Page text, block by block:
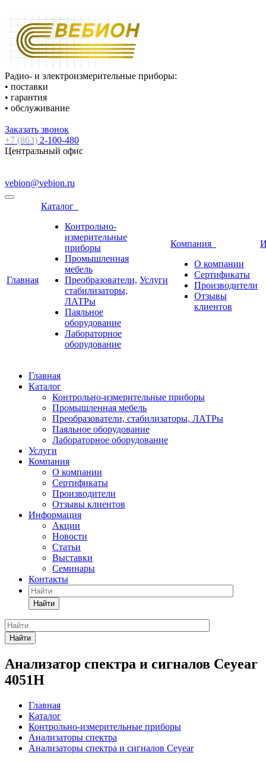
Радио- и электроизмерительные приборы:
• поставки
• гарантия
• обслуживание
Заказать звонок
+7 (863) 2-100-480
Центральный офис
vebion@vebion.ru
Главная
Каталог
Контрольно-
измерительные
приборы
Промышленная
мебель
Преобразователи,
стабилизаторы,
ЛАТРы
Паяльное
оборудование
Лабораторное
оборудование
Услуги
Компания
О компании
Сертификаты
Производители
Отзывы
клиентов
Главная
Каталог
Контрольно-измерительные приборы
Промышленная мебель
Преобразователи, стабилизаторы, ЛАТРы
Паяльное оборудование
Лабораторное оборудование
Услуги
Компания
О компании
Сертификаты
Производители
Отзывы клиентов
Информация
Акции
Новости
Статьи
Выставки
Семинары
Контакты
Найти
Найти
Анализатор спектра и сигналов Ceyear
4051H
Главная
Каталог
Контрольно-измерительные приборы
Анализаторы спектра
Анализаторы спектра и сигналов Ceyear